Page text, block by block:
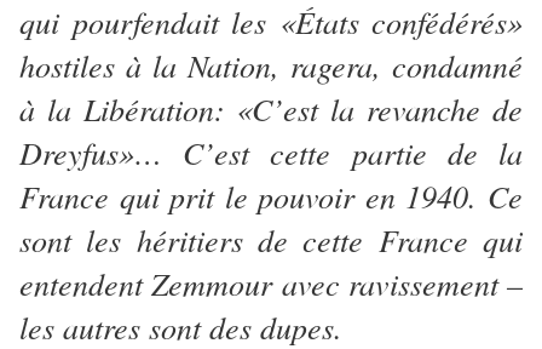
qui pourfendait les «États confédérés»
hostiles à la Nation, ragera, condamné
à la Libération: «C’est la revanche de
Dreyfus»… C’est cette partie de la
France qui prit le pouvoir en 1940. Ce
sont les héritiers de cette France qui
entendent Zemmour avec ravissement –
les autres sont des dupes.